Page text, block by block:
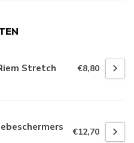
Stretch €8,80
€12,70